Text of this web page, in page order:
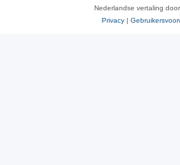
Nederlandse vertaling door
Privacy |